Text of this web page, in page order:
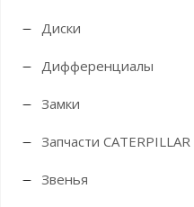
Диски
Дифференциалы
Замки
Запчасти CATERPILLAR
Звенья